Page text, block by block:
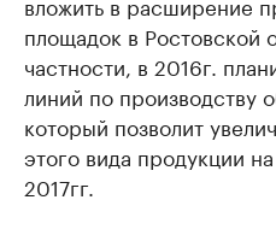
площадок в Ростовской
частности, в 2016г.
линий по производству
который позволит
этого вида продукции
2017гг.